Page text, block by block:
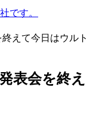
です。
えて今日はウルト
表会を終え